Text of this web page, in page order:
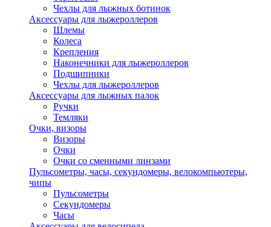
Чехлы для лыжных ботинок
Аксессуары для лыжероллеров
Шлемы
Колеса
Крепления
Наконечники для лыжероллеров
Подшипники
Чехлы для лыжероллеров
Аксессуары для лыжных палок
Ручки
Темляки
Очки, визоры
Визоры
Очки
Очки со сменными линзами
Пульсометры, часы, секундомеры, велокомпьютеры,
чипы
Пульсометры
Секундомеры
Часы